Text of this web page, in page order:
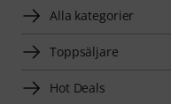
Alla kategorier
Toppsäljare
Hot Deals